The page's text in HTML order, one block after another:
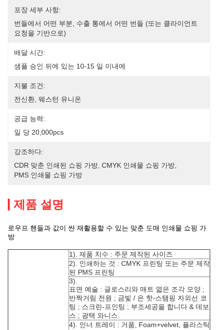
포장 세부 사항:
번들에서 어떤 부분, 수출 통에서 어떤 번들 (또는 클라이언트
요청을 기반으로)
배달 시간:
샘플 승인 뒤에 있는 10-15 일 이내에
지불 조건:
전신환, 웨스턴 유니온
공급 능력:
일 당 20,000pcs
강조하다:
CDR 맞춘 인쇄된 쇼핑 가방 CMYK 인쇄물 쇼핑 가방
PMS 인쇄물 쇼핑 가방
제품 설명
로우프 핸들과 값이 싼 재활용할 수 있는 맞춘 도매 인쇄물 쇼핑 가
방
1). 제품 치수 : 주문 제작된 사이즈
2). 인쇄하는 것 : CMYK 프린팅 또는 주문 제작
된 PMS 프린팅
3).
표면 예술 : 글로스리와 매트 엷은 조각 모양 ;
반짝거림 전원 ; 금빛 / 은 핫-스탬핑 자외선 코
팅 ; 스크린-프인팅 ; 부조세공을 합니다 & 데보
스 ; 광택 와니스.
4). 인너 트레이 : 거품, Foam+velvet, 플라스틱